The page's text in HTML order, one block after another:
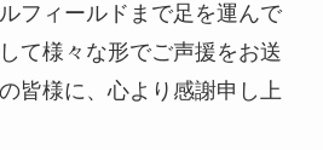
フィールドまで足を運んで
て様々な形でご声援をお送
皆様に、心より感謝申し上